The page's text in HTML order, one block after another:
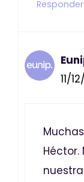
Responder
11/